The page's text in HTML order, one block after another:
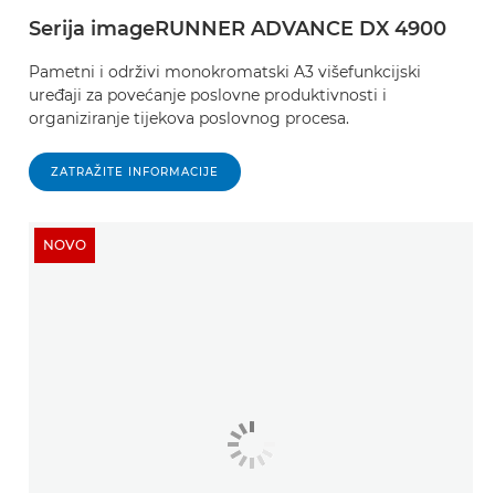
Serija imageRUNNER ADVANCE DX 4900
Pametni i održivi monokromatski A3 višefunkcijski
uređaji za povećanje poslovne produktivnosti i
organiziranje tijekova poslovnog procesa.
ZATRAŽITE INFORMACIJE
NOVO